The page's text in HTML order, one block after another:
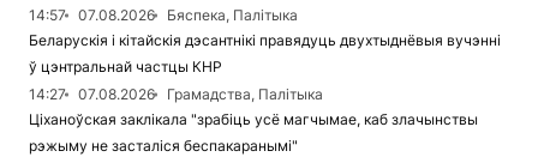
14:57
07.08.2026
Бяспека, Палітыка
Беларускія і кітайскія дэсантнікі правядуць двухтыднёвыя вучэнні
ў цэнтральнай частцы КНР
14:27
07.08.2026
Грамадства, Палітыка
Ціханоўская заклікала "зрабіць усё магчымае, каб злачынствы
рэжыму не засталіся беспакаранымі"